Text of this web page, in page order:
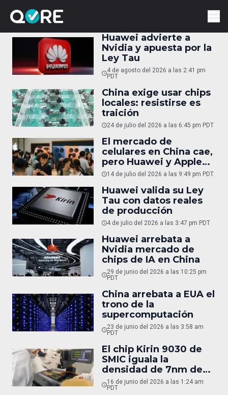
Huawei advierte a
Nvidia y apuesta por la
Ley Tau
4 de agosto del 2026 a las 2:41 pm
PDT
China exige usar chips
locales: resistirse es
traición
24 de julio del 2026 a las 6:45 pm PDT
El mercado de
celulares en China cae,
pero Huawei y Apple
resisten
14 de julio del 2026 a las 9:49 pm PDT
Huawei valida su Ley
Tau con datos reales
de producción
4 de julio del 2026 a las 3:47 pm PDT
Huawei arrebata a
Nvidia mercado de
chips de IA en China
29 de junio del 2026 a las 10:25 pm
PDT
China arrebata a EUA el
trono de la
supercomputación
23 de junio del 2026 a las 3:58 am
PDT
El chip Kirin 9030 de
SMIC iguala la
densidad de 7nm de
TSMC
16 de junio del 2026 a las 1:24 am
PDT